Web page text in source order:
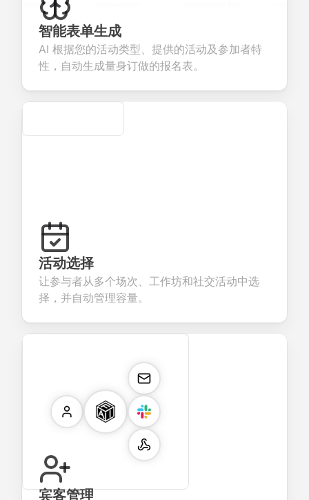
valuable
about
products or
seamless
account
creation.
candidate
智能表单生成
AI 根据您的活动类型、提供的活动及参加者特
性，自动生成量身订做的报名表。
Secure
活动选择
让参与者从多个场次、工作坊和社交活动中选
择，并自动管理容量。
宾客管理